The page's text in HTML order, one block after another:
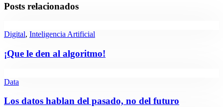
Posts relacionados
Digital, Inteligencia Artificial
¡Que le den al algoritmo!
Data
Los datos hablan del pasado, no del futuro